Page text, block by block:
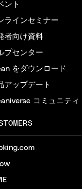
ント
ラインセミナー
者向け資料
プセンター
をダウンロード
アップデート
コミュニティ